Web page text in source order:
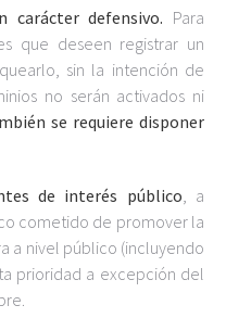
carácter defensivo. Para
que deseen registrar un
sin la intención de
no serán activados ni
se requiere disponer
de interés público, a
cometido de promover la
a nivel público (incluyendo
prioridad a excepción del